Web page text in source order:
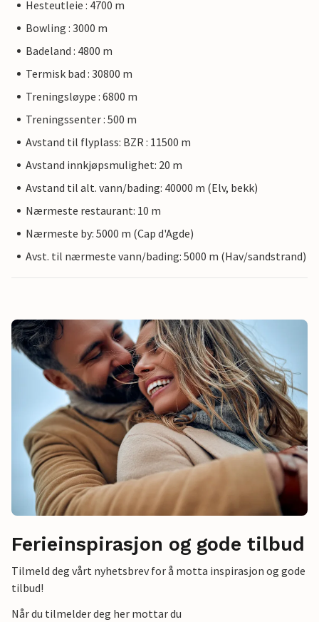
Hesteutleie : 4700 m
Bowling : 3000 m
Badeland : 4800 m
Termisk bad : 30800 m
Treningsløype : 6800 m
Treningssenter : 500 m
Avstand til flyplass: BZR : 11500 m
Avstand innkjøpsmulighet: 20 m
Avstand til alt. vann/bading: 40000 m (Elv, bekk)
Nærmeste restaurant: 10 m
Nærmeste by: 5000 m (Cap d'Agde)
Avst. til nærmeste vann/bading: 5000 m (Hav/sandstrand)
Ferieinspirasjon og gode tilbud
Tilmeld deg vårt nyhetsbrev for å motta inspirasjon og gode
tilbud!
Når du tilmelder deg her mottar du